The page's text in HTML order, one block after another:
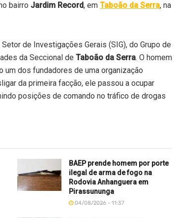
bairro Jardim Record, em Taboão da Serra, na
de Investigações Gerais (SIG), do Grupo de
da Seccional de Taboão da Serra. O homem
dos fundadores de uma organização
da primeira facção, ele passou a ocupar
posições de comando no tráfico de drogas
BAEP prende homem por porte
ilegal de arma de fogo na
Rodovia Anhanguera em
Pirassununga
04/08/2026 - 11:37